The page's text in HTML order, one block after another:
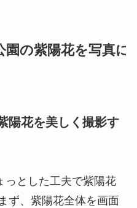
園の紫陽花を写真に
陽花を美しく撮影す
っとした工夫で紫陽花
ず、紫陽花全体を画面